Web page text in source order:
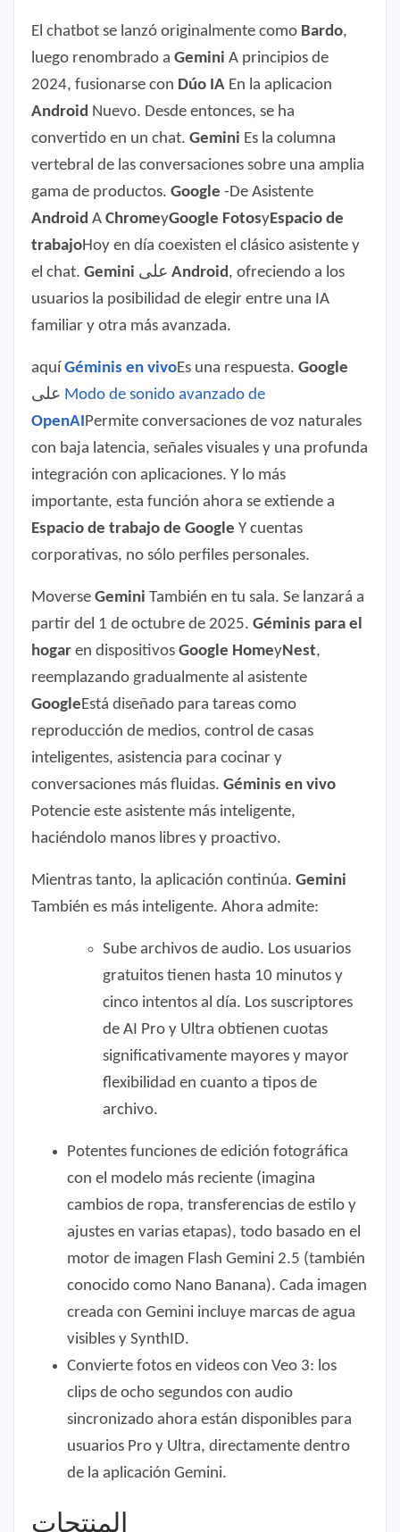
El chatbot se lanzó originalmente como Bardo,
luego renombrado a Gemini A principios de
2024, fusionarse con Dúo IA En la aplicacion
Android Nuevo. Desde entonces, se ha
convertido en un chat. Gemini Es la columna
vertebral de las conversaciones sobre una amplia
gama de productos. Google -De Asistente
Android A ChromeyGoogle FotosyEspacio de
trabajoHoy en día coexisten el clásico asistente y
el chat. Gemini Android, ofreciendo a los
usuarios la posibilidad de elegir entre una IA
familiar y otra más avanzada.
aquí Géminis en vivoEs una respuesta. Google
Modo de sonido avanzado de
OpenAIPermite conversaciones de voz naturales
con baja latencia, señales visuales y una profunda
integración con aplicaciones. Y lo más
importante, esta función ahora se extiende a
Espacio de trabajo de Google Y cuentas
corporativas, no sólo perfiles personales.
Moverse Gemini También en tu sala. Se lanzará a
partir del 1 de octubre de 2025. Géminis para el
hogar en dispositivos Google HomeyNest,
reemplazando gradualmente al asistente
GoogleEstá diseñado para tareas como
reproducción de medios, control de casas
inteligentes, asistencia para cocinar y
conversaciones más fluidas. Géminis en vivo
Potencie este asistente más inteligente,
haciéndolo manos libres y proactivo.
Mientras tanto, la aplicación continúa. Gemini
También es más inteligente. Ahora admite:
Sube archivos de audio. Los usuarios
gratuitos tienen hasta 10 minutos y
cinco intentos al día. Los suscriptores
de AI Pro y Ultra obtienen cuotas
significativamente mayores y mayor
flexibilidad en cuanto a tipos de
archivo.
Potentes funciones de edición fotográfica
con el modelo más reciente (imagina
cambios de ropa, transferencias de estilo y
ajustes en varias etapas), todo basado en el
motor de imagen Flash Gemini 2.5 (también
conocido como Nano Banana). Cada imagen
creada con Gemini incluye marcas de agua
visibles y SynthID.
Convierte fotos en videos con Veo 3: los
clips de ocho segundos con audio
sincronizado ahora están disponibles para
usuarios Pro y Ultra, directamente dentro
de la aplicación Gemini.
المنتجات